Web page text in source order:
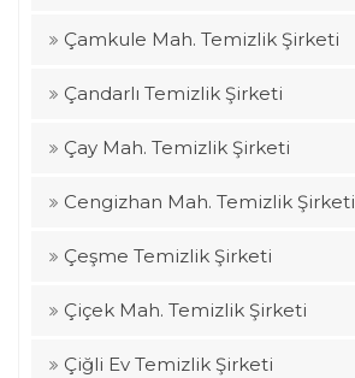
Çamkule Mah. Temizlik Şirketi
Çandarlı Temizlik Şirketi
Çay Mah. Temizlik Şirketi
Cengizhan Mah. Temizlik Şirketi
Çeşme Temizlik Şirketi
Çiçek Mah. Temizlik Şirketi
Çiğli Ev Temizlik Şirketi